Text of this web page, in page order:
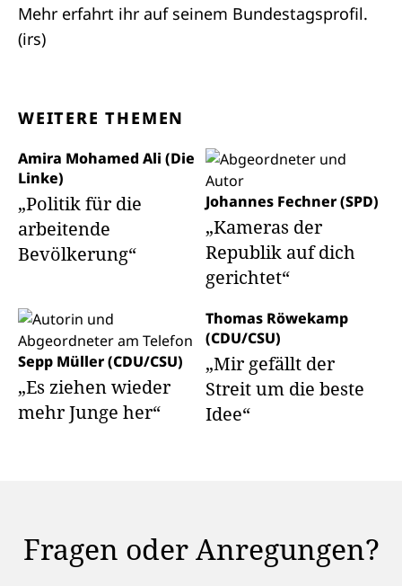
Mehr erfahrt ihr auf seinem Bundestagsprofil.
(irs)
WEITERE THEMEN
Amira Mohamed Ali (Die
Linke)
„Politik für die
arbeitende
Bevölkerung“
Johannes Fechner (SPD)
„Kameras der
Republik auf dich
gerichtet“
Sepp Müller (CDU/CSU)
„Es ziehen wieder
mehr Junge her“
Thomas Röwekamp
(CDU/CSU)
„Mir gefällt der
Streit um die beste
Idee“
Fragen oder Anregungen?